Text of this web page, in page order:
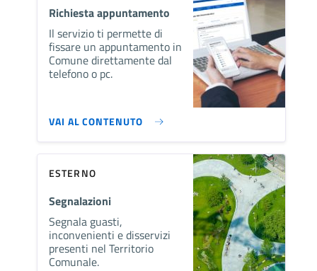
Richiesta appuntamento
Il servizio ti permette di
fissare un appuntamento in
Comune direttamente dal
telefono o pc.
VAI AL CONTENUTO
ESTERNO
Segnalazioni
Segnala guasti,
inconvenienti e disservizi
presenti nel Territorio
Comunale.